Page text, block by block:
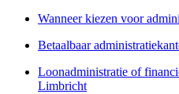
Wanneer kiezen voor
Betaalbaar
Loonadministratie of
Limbricht